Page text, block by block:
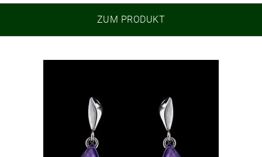
ZUM PRODUKT